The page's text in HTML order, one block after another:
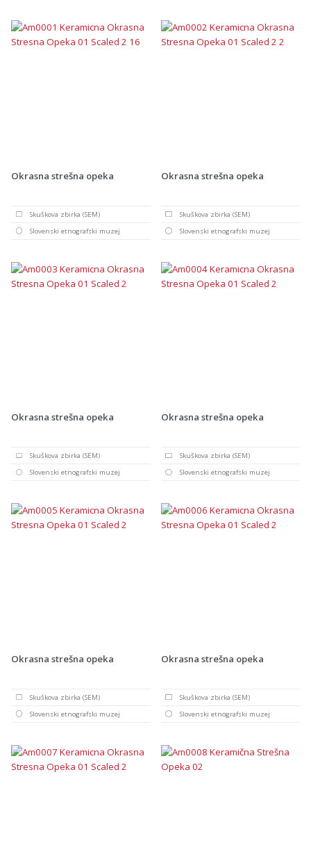
Okrasna strešna opeka
Skuškova zbirka (SEM)
Slovenski etnografski muzej
Okrasna strešna opeka
Skuškova zbirka (SEM)
Slovenski etnografski muzej
Okrasna strešna opeka
Skuškova zbirka (SEM)
Slovenski etnografski muzej
Okrasna strešna opeka
Skuškova zbirka (SEM)
Slovenski etnografski muzej
Okrasna strešna opeka
Skuškova zbirka (SEM)
Slovenski etnografski muzej
Okrasna strešna opeka
Skuškova zbirka (SEM)
Slovenski etnografski muzej